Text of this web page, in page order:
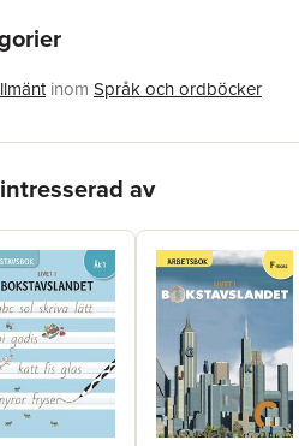
inom Språk och ordböcker
av